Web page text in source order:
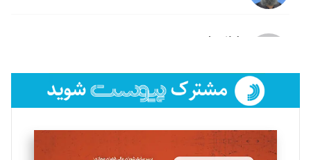
لیلا حنارود
فائزه فتحی رستمی
تحریریه